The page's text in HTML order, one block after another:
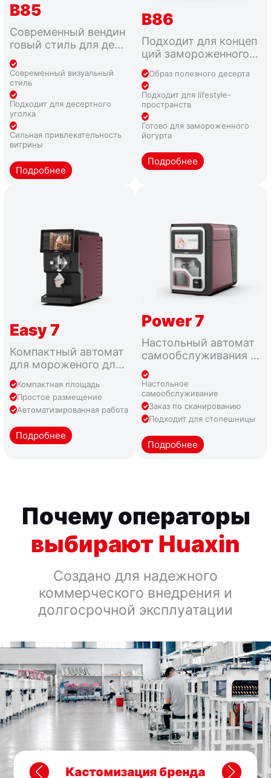
B85
Современный вендин
говый стиль для десе
ртных точек с акцент
ом на soft serve.
Современный визуальный
стиль
Подходит для десертного
уголка
Сильная привлекательность
витрины
Подробнее
B86
Подходит для концеп
ций замороженного й
огурта, продуктов в с
тиле асаи и десертов
с полезным позицион
ированием.
Образ полезного десерта
Подходит для lifestyle-
пространств
Готово для замороженного
йогурта
Подробнее
Easy 7
Компактный автомат
для мороженого для
небольших коммерче
ских площадок и тест
овых локаций.
Компактная площадь
Простое размещение
Автоматизированная работа
Подробнее
Power 7
Настольный автомат
самообслуживания д
ля мороженого для с
тоек и компактных ро
зничных точек.
Настольное
самообслуживание
Заказ по сканированию
Подходит для столешницы
Подробнее
Почему операторы
выбирают Huaxin
Создано для надежного
коммерческого внедрения и
долгосрочной эксплуатации
Поддержка доставки